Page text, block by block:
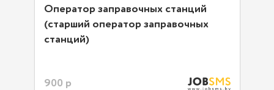
Оператор заправочных станций
(старший оператор заправочных
станций)
900 р